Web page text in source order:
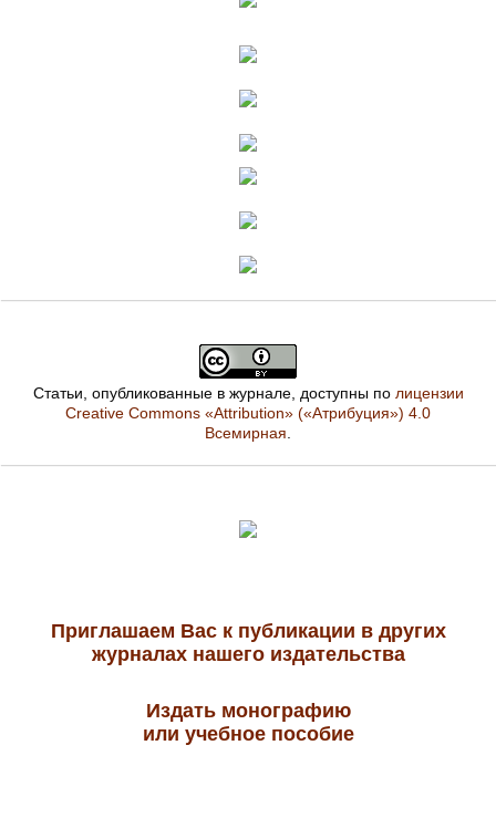
Статьи, опубликованные в журнале, доступны по лицензии
Creative Commons «Attribution» («Атрибуция») 4.0
Всемирная
Приглашаем Вас к публикации в других
журналах нашего издательства
Издать монографию
или учебное пособие